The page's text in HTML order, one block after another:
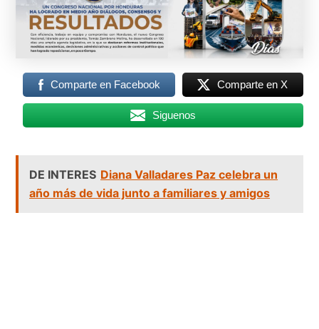
Comparte en Facebook Comparte en X
Siguenos
DE INTERES Diana Valladares Paz celebra un
año más de vida junto a familiares y amigos